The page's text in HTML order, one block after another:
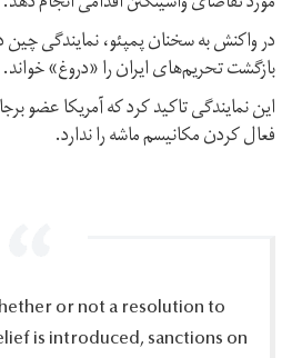
در واکنش به سخنان پمپئو، نمایندگی
بازگشت تحریم‌های ایران را «دروغ» خواند.
این نمایندگی تاکید کرد که آمریکا عضو
فعال کردن مکانیسم ماشه را ندارد.
or not a resolution to
is introduced, sanctions on